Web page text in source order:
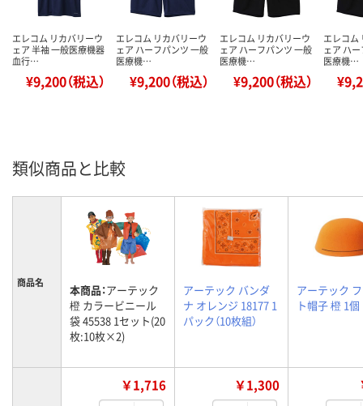
エレコム リカバリーウ
ェア 半袖 一般医療機器
血行…
¥9,200（税込）
エレコム リカバリーウ
ェア ハーフパンツ 一般
医療機…
¥9,200（税込）
エレコム リカバリーウ
ェア ハーフパンツ 一般
医療機…
¥9,200（税込）
エレコム
ェア ハ
医療機…
類似商品と比較
商品名 本商品：アーテック
橙 カラービニール
袋 45538 1セット(20
枚:10枚×2)
アーテック バンダ
ナ オレンジ 18177 1
パック（10枚組）
アーテック
ト帽子 橙 1個
￥1,716 ￥1,300